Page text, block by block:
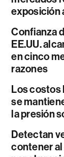
exposición
Confianza
EE.UU.
en cinco
razones
Los costos
se
la presión
Detectan
contener al